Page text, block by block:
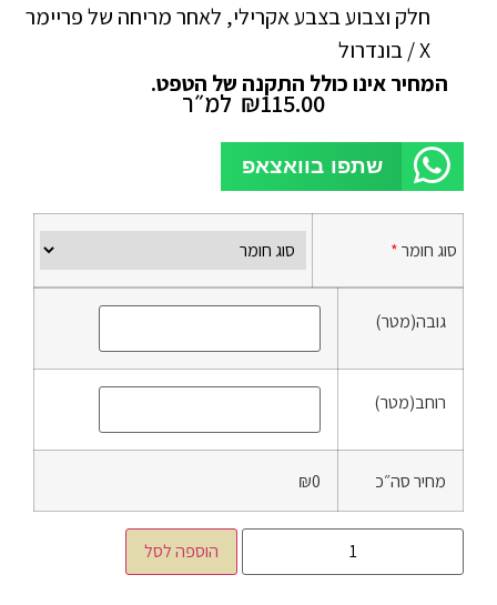
חלק וצבוע בצבע אקרילי, לאחר מריחה של פריימר
X / בונדרול
המחיר אינו כולל התקנה של הטפט.
₪115.00 למ״ר
שתפו בוואצאפ
סוג חומר*
גובה(מטר)
רוחב(מטר)
מחיר סה״כ ₪0
הוספה לסל